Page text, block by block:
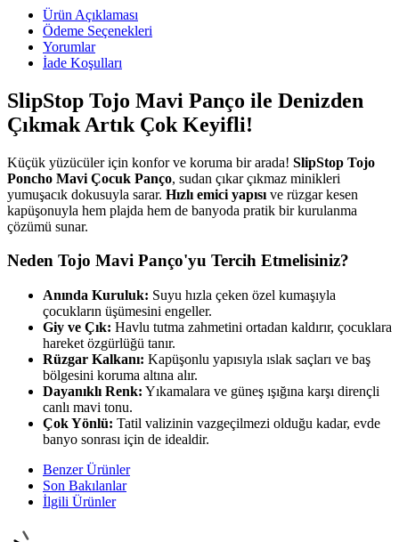
Ürün Açıklaması
Ödeme Seçenekleri
Yorumlar
İade Koşulları
SlipStop Tojo Mavi Panço ile Denizden
Çıkmak Artık Çok Keyifli!
Küçük yüzücüler için konfor ve koruma bir arada! SlipStop Tojo
Poncho Mavi Çocuk Panço, sudan çıkar çıkmaz minikleri
yumuşacık dokusuyla sarar. Hızlı emici yapısı ve rüzgar kesen
kapüşonuyla hem plajda hem de banyoda pratik bir kurulanma
çözümü sunar.
Neden Tojo Mavi Panço'yu Tercih Etmelisiniz?
Anında Kuruluk: Suyu hızla çeken özel kumaşıyla
çocukların üşümesini engeller.
Giy ve Çık: Havlu tutma zahmetini ortadan kaldırır, çocuklara
hareket özgürlüğü tanır.
Rüzgar Kalkanı: Kapüşonlu yapısıyla ıslak saçları ve baş
bölgesini koruma altına alır.
Dayanıklı Renk: Yıkamalara ve güneş ışığına karşı dirençli
canlı mavi tonu.
Çok Yönlü: Tatil valizinin vazgeçilmezi olduğu kadar, evde
banyo sonrası için de idealdir.
Benzer Ürünler
Son Bakılanlar
İlgili Ürünler